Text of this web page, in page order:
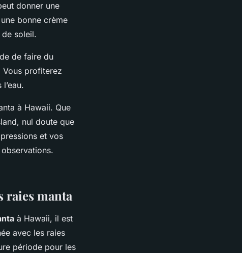
donner une
bonne crème
soleil.
de faire du
Vous profiterez
à Hawaii. Que
nul doute que
et vos
raies manta
à Hawaii, il est
avec les raies
période pour les